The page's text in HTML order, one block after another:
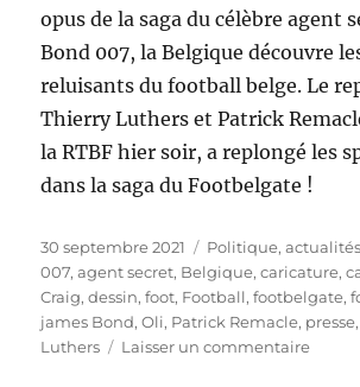
opus de la saga du célèbre agent
Bond 007, la Belgique découvre
reluisants du football belge. Le
Thierry Luthers et Patrick
la RTBF hier soir, a replongé les
dans la saga du Footbelgate !
Publié
le
30 septembre 2021 Catégories
Politique, actualités
007,agent secret, Belgique,caricature,
Craig,dessin,foot, Football,footbelgate,
james Bond,Oli, Patrick Remacle, presse,
Luthers
Laisser un commentairesur